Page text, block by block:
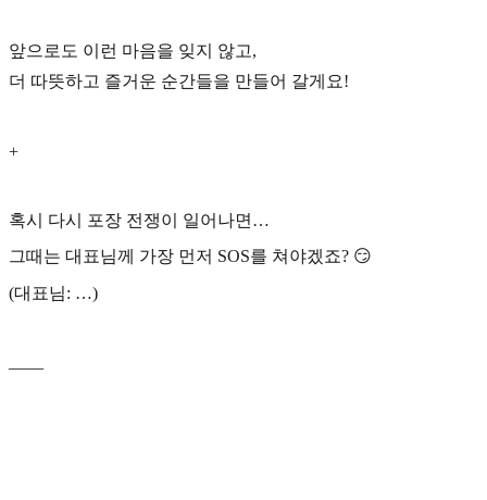
앞으로도 이런 마음을 잊지 않고,
더 따뜻하고 즐거운 순간들을 만들어 갈게요!
+
혹시 다시 포장 전쟁이 일어나면…
그때는 대표님께 가장 먼저 SOS를 쳐야겠죠? 😏
(대표님: …)